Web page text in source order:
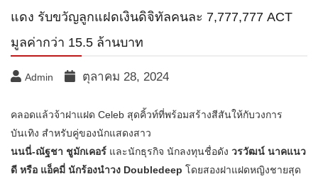
แดง รับขวัญลูกแฝดเงินดิจิทัลคนละ 7,777,777 ACT
มูลค่ากว่า 15.5 ล้านบาท
Admin ตุลาคม 28, 2024
คลอดแล้วจ้าฝาแฝด Celeb สุดคิ้วท์ที่พร้อมสร้างสีสันให้กับวงการ
บันเทิง สำหรับคู่ของนักแสดงสาว
นนนี่-ณัฐชา ชูมักเคอร์ และนักธุรกิจ นักลงทุนชื่อดัง วรวัฒน์ นาคแนว
ดี หรือ แอ็คมี่ นักร้องนำวง Doubledeep โดยสองฝาแฝดหญิงชายสุด